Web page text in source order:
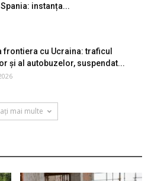
instanța...
frontiera cu Ucraina: traficul
și al autobuzelor, suspendat...
mai multe